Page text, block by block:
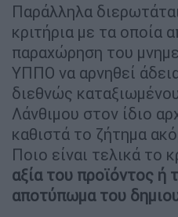
Παράλληλα
κριτήρια με τα οποία
παραχώρηση του
ΥΠΠΟ να αρνηθεί
διεθνώς
Λάνθιμου στον ίδιο
καθιστά το ζήτημα
Ποιο είναι τελικά το
αξία του προϊόντος ή
αποτύπωμα του